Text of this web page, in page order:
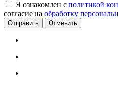
Я ознакомлен с политикой
согласие на обработку
Отменить